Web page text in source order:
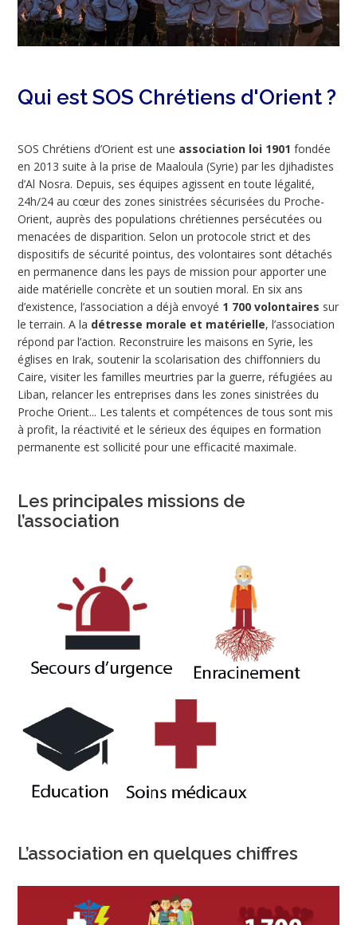
Qui est SOS Chrétiens d'Orient ?
SOS Chrétiens d’Orient est une association loi 1901 fondée
en 2013 suite à la prise de Maaloula (Syrie) par les djihadistes
d’Al Nosra. Depuis, ses équipes agissent en toute légalité,
24h/24 au cœur des zones sinistrées sécurisées du Proche-
Orient, auprès des populations chrétiennes persécutées ou
menacées de disparition. Selon un protocole strict et des
dispositifs de sécurité pointus, des volontaires sont détachés
en permanence dans les pays de mission pour apporter une
aide matérielle concrète et un soutien moral. En six ans
d’existence, l’association a déjà envoyé 1 700 volontaires sur
le terrain. A la détresse morale et matérielle, l’association
répond par l’action. Reconstruire les maisons en Syrie, les
églises en Irak, soutenir la scolarisation des chiffonniers du
Caire, visiter les familles meurtries par la guerre, réfugiées au
Liban, relancer les entreprises dans les zones sinistrées du
Proche Orient... Les talents et compétences de tous sont mis
à profit, la réactivité et le sérieux des équipes en formation
permanente est sollicité pour une efficacité maximale.
Les principales missions de
l’association
L’association en quelques chiffres